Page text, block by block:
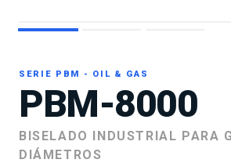
SERIE PBM - OIL & GAS
PBM-8000
BISELADO INDUSTRIAL PARA
DIÁMETROS